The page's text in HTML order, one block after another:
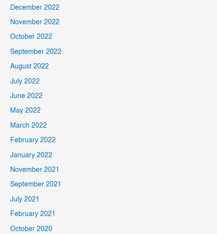
December 2022
November 2022
October 2022
September 2022
August 2022
July 2022
June 2022
May 2022
March 2022
February 2022
January 2022
November 2021
September 2021
July 2021
February 2021
October 2020